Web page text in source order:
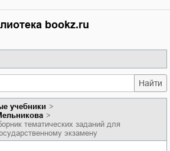
bookz.ru
Найти
учебники
тематических заданий для
экзамену